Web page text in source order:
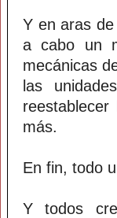
Y en aras
a cabo un
mecánicas
las
más.
En fin, todo
Y todos